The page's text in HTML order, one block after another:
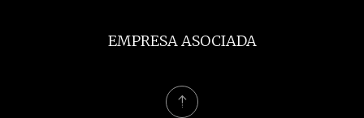
EMPRESA ASOCIADA